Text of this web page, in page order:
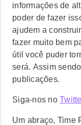
informações de
poder de fazer
ajudem a
fazer muito bem
útil você puder
será. Assim
publicações.
Siga-nos no
Um abraço, Time